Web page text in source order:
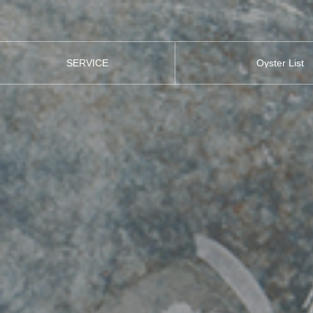
SERVICE
事業紹介
Oyster List
取り扱い牡蠣一